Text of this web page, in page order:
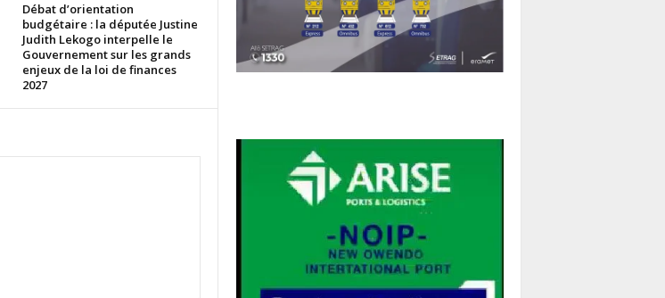
Débat d’orientation
budgétaire : la députée Justine
Judith Lekogo interpelle le
Gouvernement sur les grands
enjeux de la loi de finances
2027